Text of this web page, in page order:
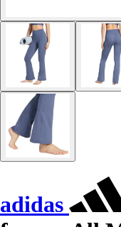
adidas